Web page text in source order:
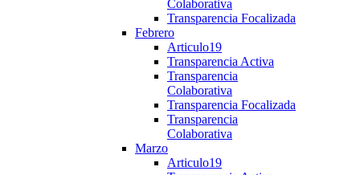
Colaborativa
Transparencia Focalizada
Febrero
Articulo19
Transparencia Activa
Transparencia
Colaborativa
Transparencia Focalizada
Transparencia
Colaborativa
Marzo
Articulo19